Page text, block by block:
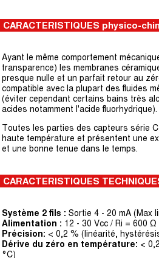
CARACTERISTIQUES physico-
Ayant le même comportement
transparence) les membranes
presque nulle et un parfait retour au
compatible avec la plupart des fluides
(éviter cependant certains bains très
acides notamment l'acide fluorhydrique).
Toutes les parties des capteurs série
haute température et présentent une
et une bonne tenue dans le temps.
CARACTERISTIQUES
Système 2 fils : Sortie 4 - 20 mA (Max
Alimentation : 12 - 30 Vcc / Ri = 600 Ω
Précision: < 0,2 % (linéarité,
Dérive du zéro en température: <
°C)